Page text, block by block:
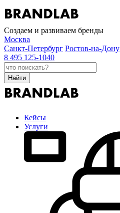
Создаем и развиваем бренды
Москва
Санкт-Петербург Ростов-на-Дону
8 495 125-1040
Найти
Кейсы
Услуги